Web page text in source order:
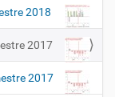
2018
2017
2017